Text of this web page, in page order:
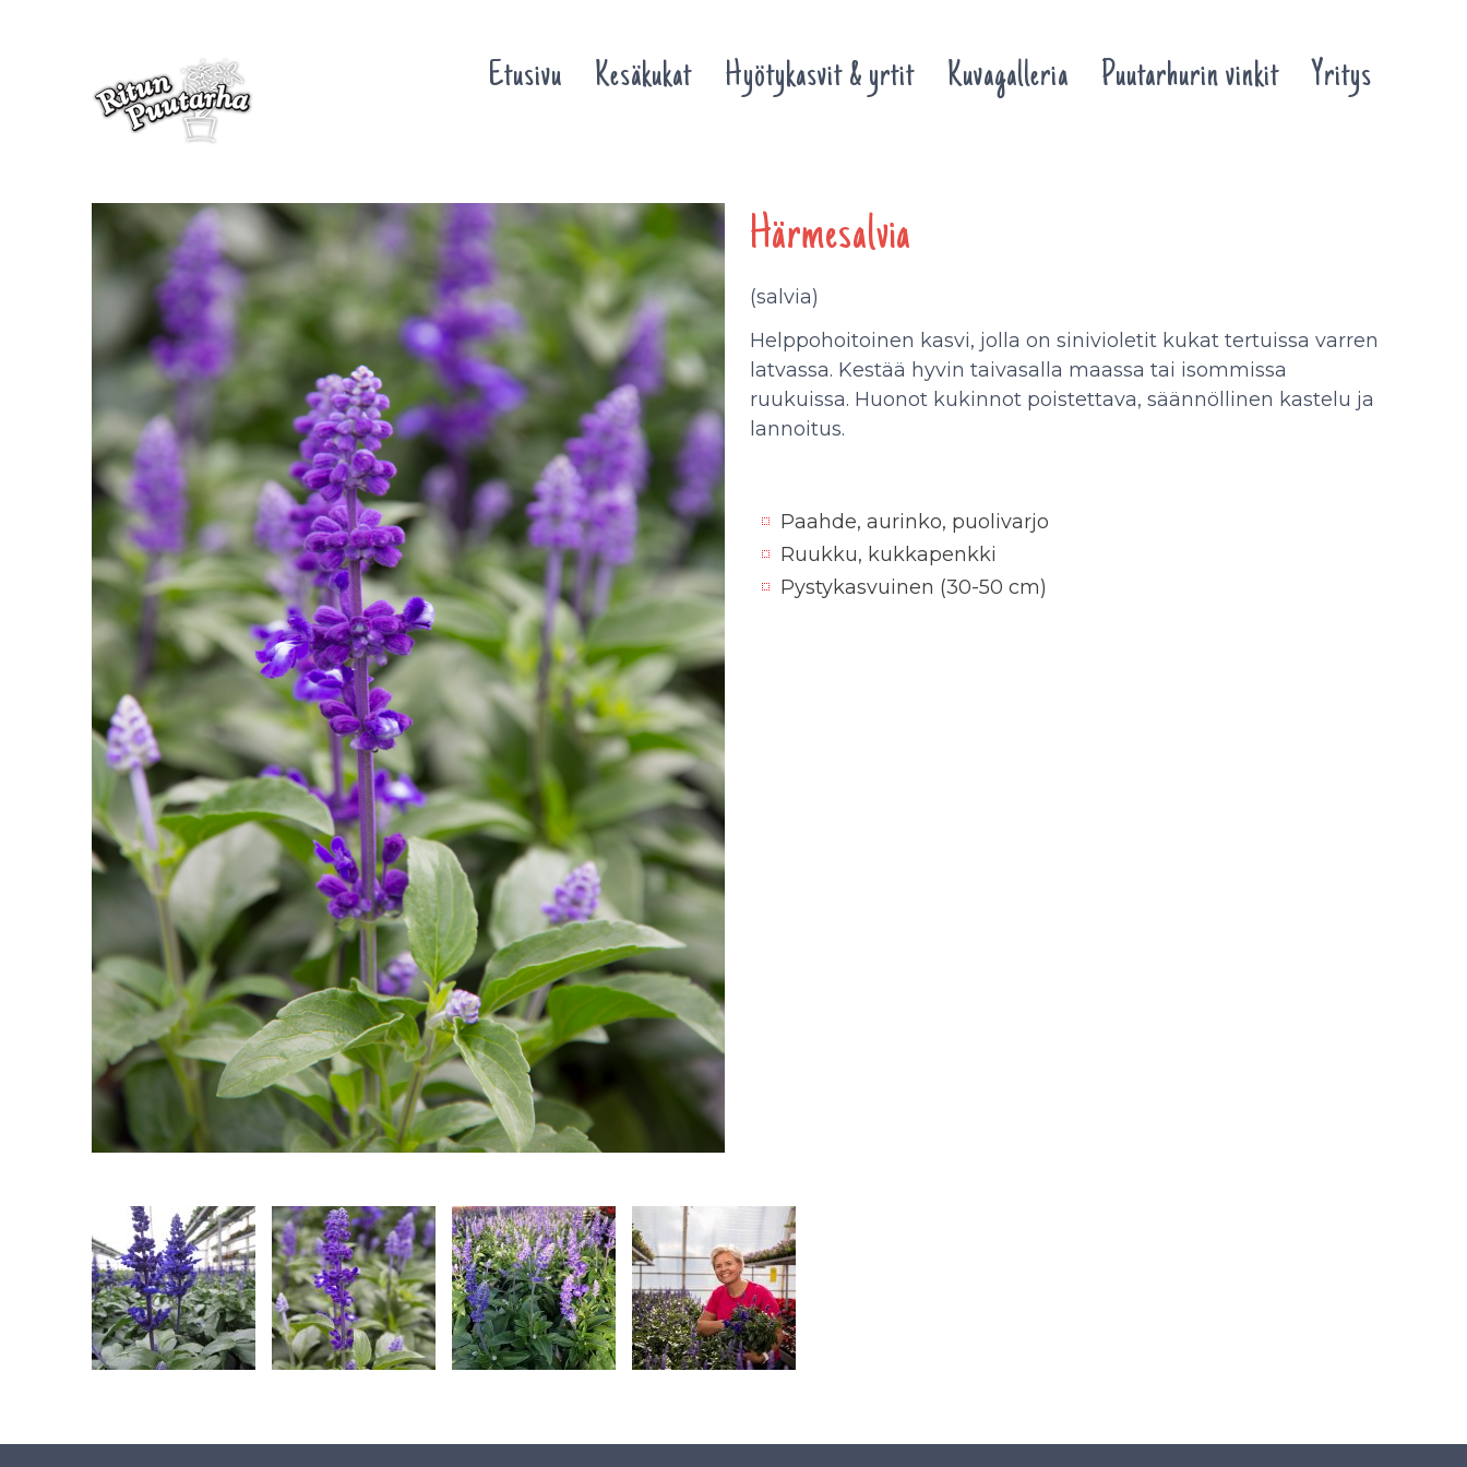
Etusivu Kesäkukat Hyötykasvit & yrtit Kuvagalleria Puutarhurin vinkit Yritys
Härmesalvia
(salvia)
Helppohoitoinen kasvi, jolla on sinivioletit kukat tertuissa varren
latvassa. Kestää hyvin taivasalla maassa tai isommissa
ruukuissa. Huonot kukinnot poistettava, säännöllinen kastelu ja
lannoitus.
Paahde, aurinko, puolivarjo
Ruukku, kukkapenkki
Pystykasvuinen (30-50 cm)